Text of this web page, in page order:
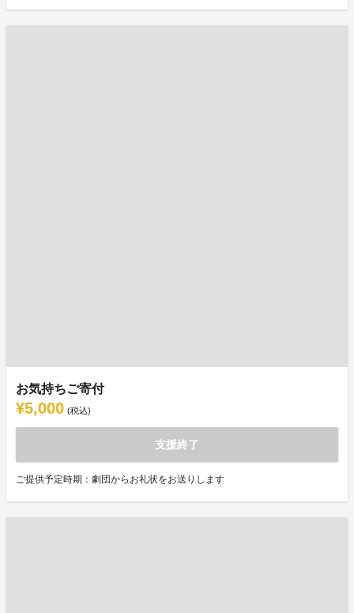
お気持ちご寄付
¥5,000 (税込)
支援終了
ご提供予定時期：劇団からお礼状をお送りします